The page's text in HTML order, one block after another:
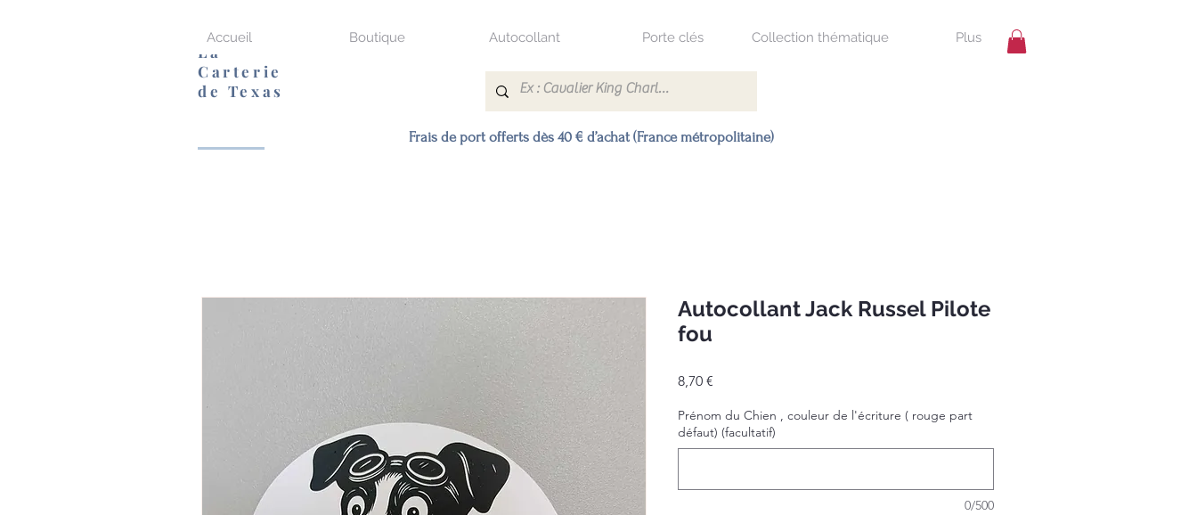
La
Carterie
de Texas
Accueil Boutique Autocollant Porte clés Collection thématique Plus
Frais de port offerts dès 40 € d’achat (France métropolitaine)
Autocollant Jack Russel Pilote
fou
8,70 €
Prénom du Chien , couleur de l'écriture ( rouge part
défaut) (facultatif)
0/500